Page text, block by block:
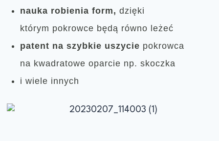
nauka robienia form, dzięki
którym pokrowce będą równo leżeć
patent na szybkie uszycie pokrowca
na kwadratowe oparcie np. skoczka
i wiele innych